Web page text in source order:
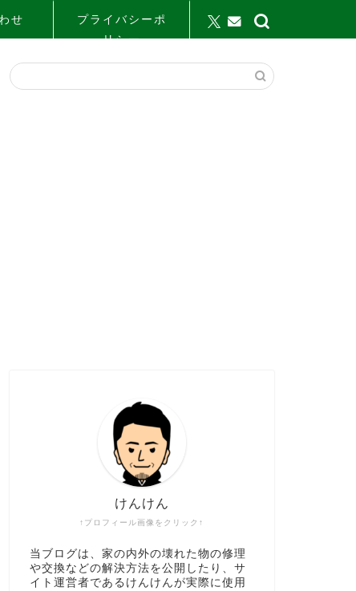
せ
プライバシーポ
リシー
↑プロフィール画像をクリック↑
けんけん
当ブログは、家の内外の壊れた物の修理
や交換などの解決方法を公開したり、サ
イト運営者であるけんけんが実際に使用